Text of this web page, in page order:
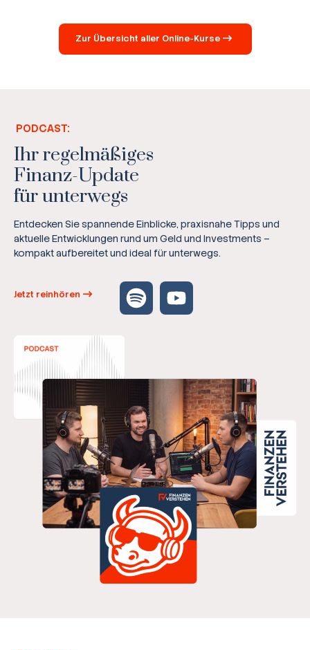
Zur Übersicht aller Online-Kurse
PODCAST:
Ihr regelmäßiges
Finanz-Update
für unterwegs
Entdecken Sie spannende Einblicke, praxisnahe Tipps und
aktuelle Entwicklungen rund um Geld und Investments –
kompakt aufbereitet und ideal für unterwegs.
Jetzt reinhören